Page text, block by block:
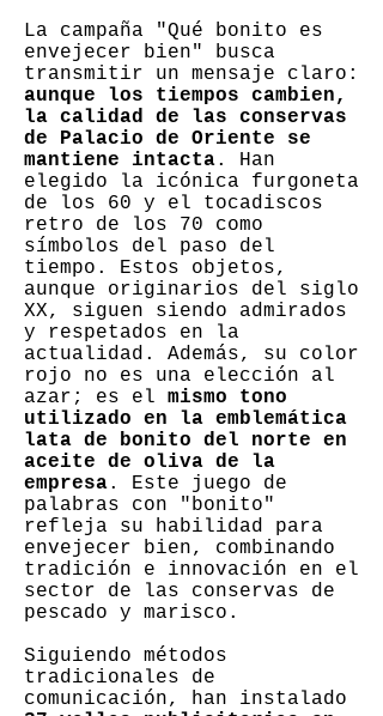
La campaña "Qué bonito es
envejecer bien" busca
transmitir un mensaje claro:
aunque los tiempos cambien,
la calidad de las conservas
de Palacio de Oriente se
mantiene intacta. Han
elegido la icónica furgoneta
de los 60 y el tocadiscos
retro de los 70 como
símbolos del paso del
tiempo. Estos objetos,
aunque originarios del siglo
XX, siguen siendo admirados
y respetados en la
actualidad. Además, su color
rojo no es una elección al
azar; es el mismo tono
utilizado en la emblemática
lata de bonito del norte en
aceite de oliva de la
empresa. Este juego de
palabras con "bonito"
refleja su habilidad para
envejecer bien, combinando
tradición e innovación en el
sector de las conservas de
pescado y marisco.
Siguiendo métodos
tradicionales de
comunicación, han instalado